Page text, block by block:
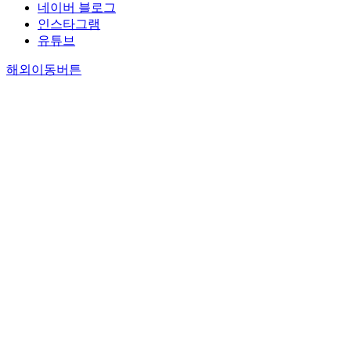
네이버 블로그
인스타그램
유튜브
해외이동버튼